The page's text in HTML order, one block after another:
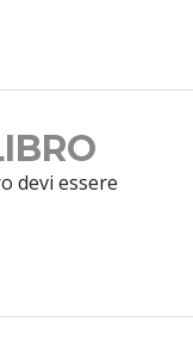
devi essere